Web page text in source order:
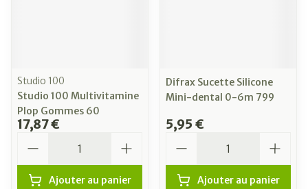
Studio 100
Studio 100 Multivitamine
Plop Gommes 60
17,87 €
Ajouter au panier
Difrax Sucette Silicone
Mini-dental 0-6m 799
5,95 €
Ajouter au panier